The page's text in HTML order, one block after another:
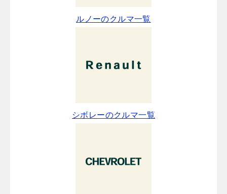
ルノーのクルマ一覧
シボレーのクルマ一覧